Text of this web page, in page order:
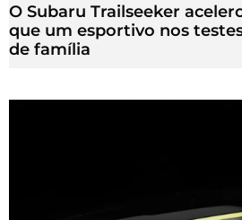
O Subaru Trailseeker
que um esportivo nos
de família